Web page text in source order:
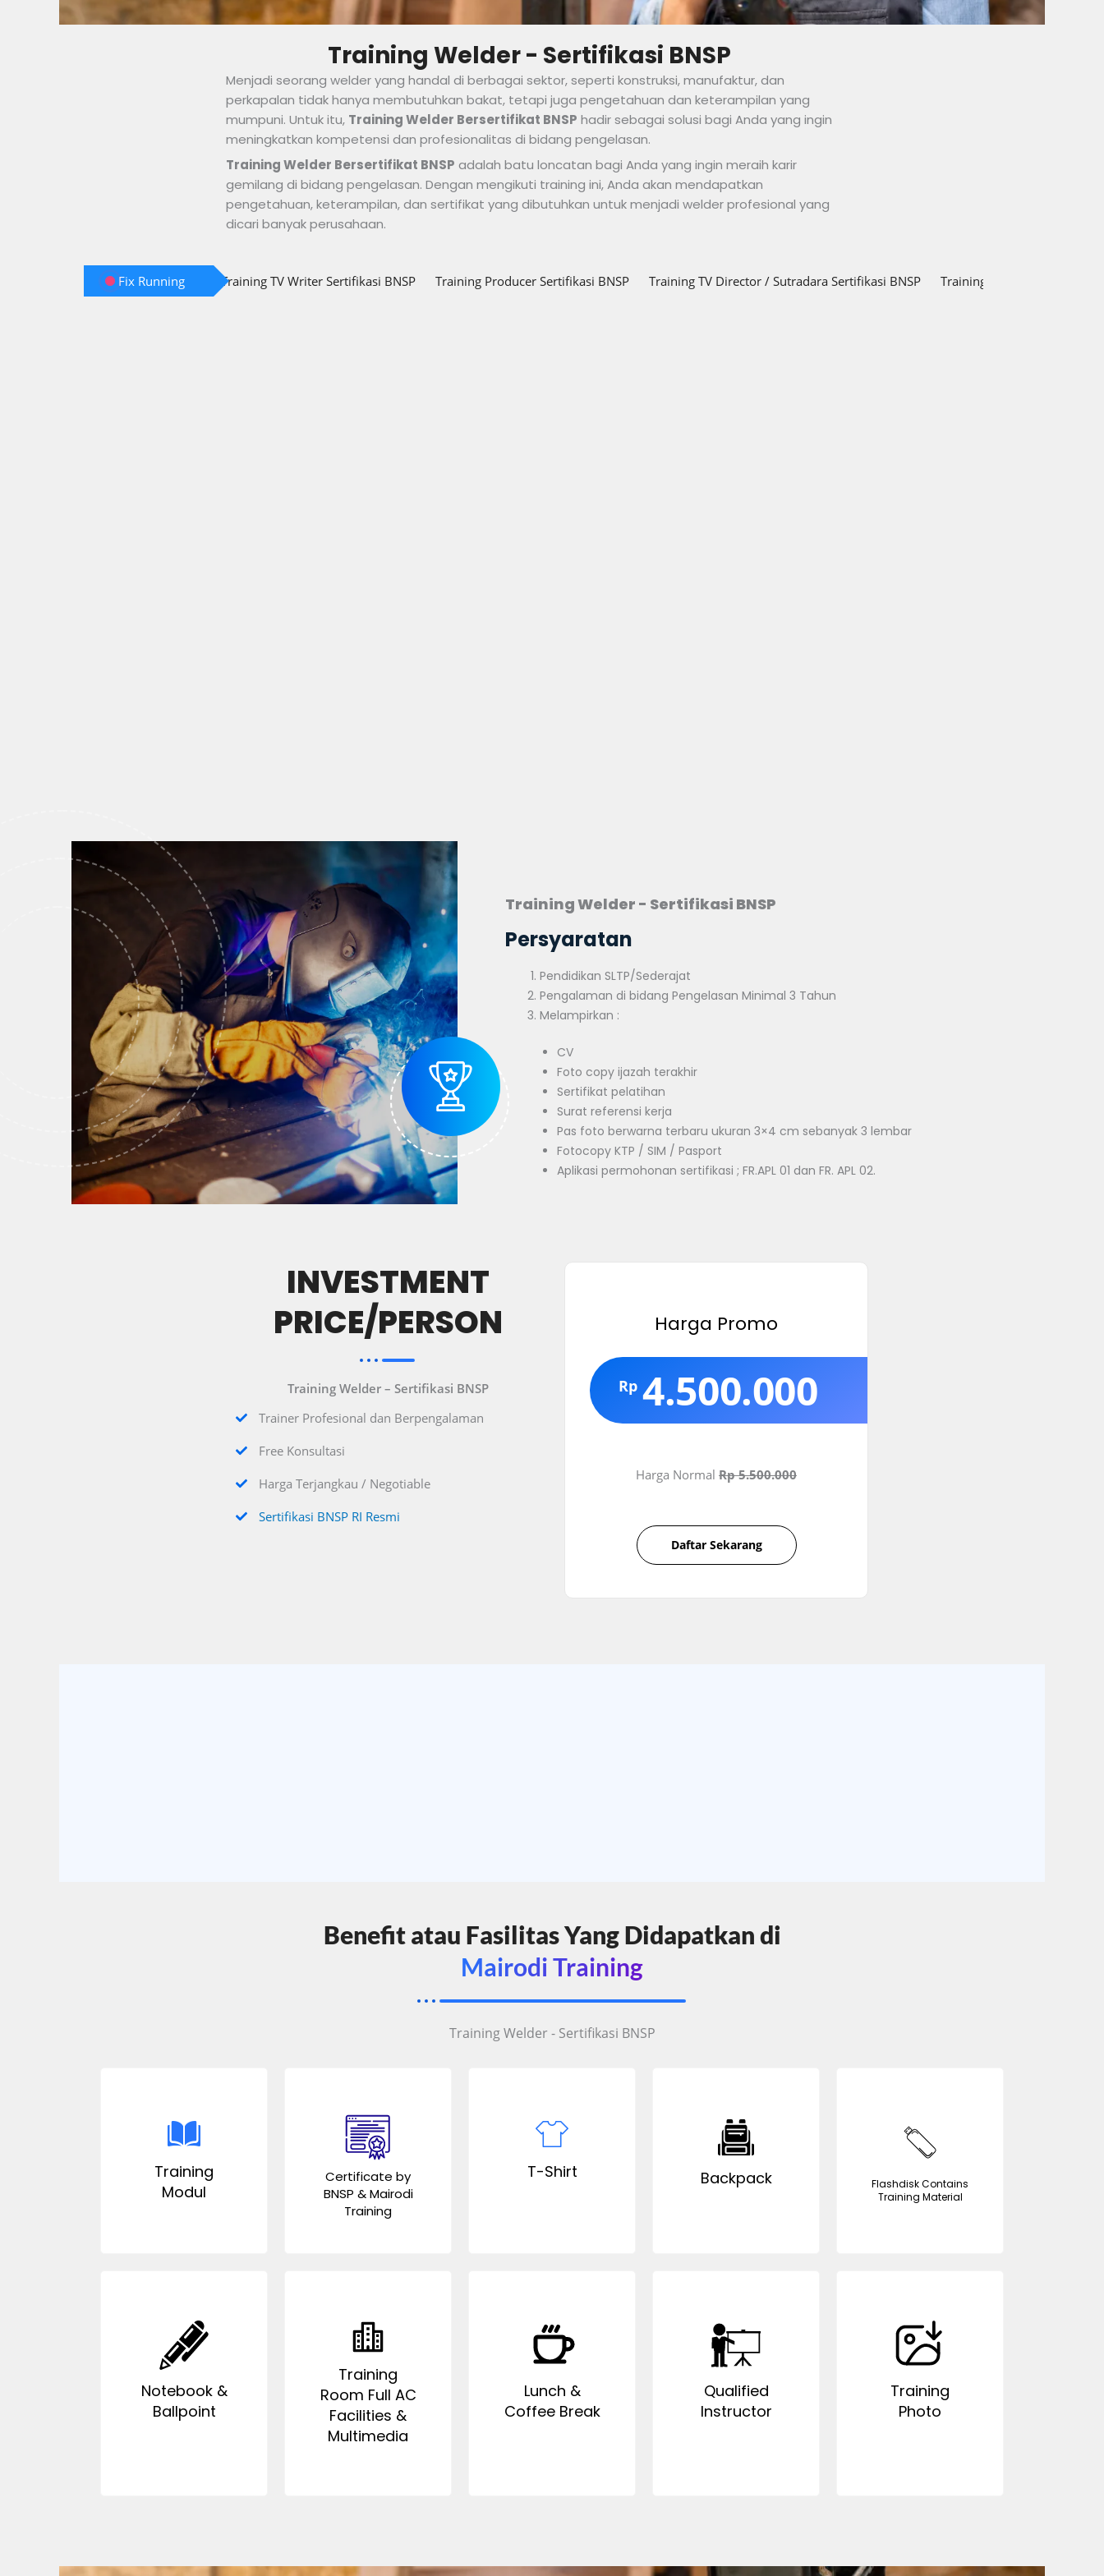
Training Welder - Sertifikasi BNSP
Menjadi seorang welder yang handal di berbagai sektor, seperti konstruksi, manufaktur, dan
perkapalan tidak hanya membutuhkan bakat, tetapi juga pengetahuan dan keterampilan yang
mumpuni. Untuk itu, Training Welder Bersertifikat BNSP hadir sebagai solusi bagi Anda yang ingin
meningkatkan kompetensi dan profesionalitas di bidang pengelasan.
Training Welder Bersertifikat BNSP adalah batu loncatan bagi Anda yang ingin meraih karir
gemilang di bidang pengelasan. Dengan mengikuti training ini, Anda akan mendapatkan
pengetahuan, keterampilan, dan sertifikat yang dibutuhkan untuk menjadi welder profesional yang
dicari banyak perusahaan.
Fix Running Training TV Writer Sertifikasi BNSP Training Producer Sertifikasi BNSP Training TV Director / Sutradara Sertifikasi BNSP Training Reporter Sertifikasi
Training Welder - Sertifikasi BNSP
Persyaratan
Pendidikan SLTP/Sederajat
Pengalaman di bidang Pengelasan Minimal 3 Tahun
Melampirkan :
CV
Foto copy ijazah terakhir
Sertifikat pelatihan
Surat referensi kerja
Pas foto berwarna terbaru ukuran 3×4 cm sebanyak 3 lembar
Fotocopy KTP / SIM / Pasport
Aplikasi permohonan sertifikasi ; FR.APL 01 dan FR. APL 02.
INVESTMENT
PRICE/PERSON
Training Welder – Sertifikasi BNSP
Trainer Profesional dan Berpengalaman
Free Konsultasi
Harga Terjangkau / Negotiable
Sertifikasi BNSP RI Resmi
Harga Promo
Rp 4.500.000
Harga Normal Rp 5.500.000
Daftar Sekarang
Benefit atau Fasilitas Yang Didapatkan di
Mairodi Training
Training Welder - Sertifikasi BNSP
Training
Modul
Certificate by
BNSP & Mairodi
Training
T-Shirt Backpack
Flashdisk Contains
Training Material
Notebook &
Ballpoint
Training
Room Full AC
Facilities &
Multimedia
Lunch &
Coffee Break
Qualified
Instructor
Training
Photo